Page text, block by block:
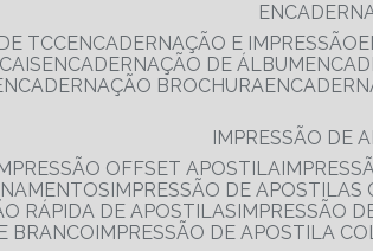
TCC
ENCADERNAÇÃO E IMPRESSÃO
ENCADERNAÇÃO DE ÁLBUM
ENCADERNAÇÃO BROCHURA
IMPRESSÃO DE
OFFSET APOSTILA
IMPRESSÃO DE APOSTILAS
RÁPIDA DE APOSTILAS IMPRESSÃO
BRANCO IMPRESSÃO DE APOSTILA